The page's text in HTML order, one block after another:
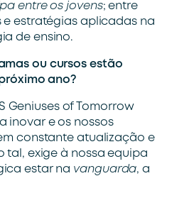
entre os jovens; entre
e estratégias aplicadas na
de ensino.
ou cursos estão
ano?
Geniuses of Tomorrow
inovar e os nossos
constante atualização e
tal, exige à nossa equipa
estar na vanguarda, a